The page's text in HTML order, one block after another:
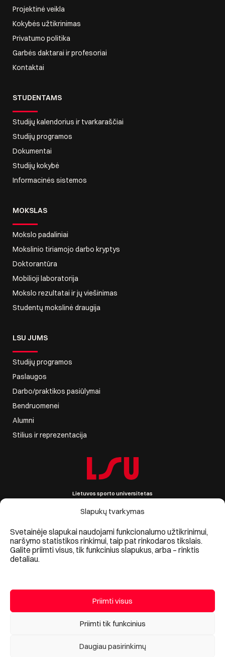
Slapukų tvarkymas
Svetainėje slapukai naudojami funkcionalumo užtikrinimui,
naršymo statistikos rinkimui, taip pat rinkodaros tikslais.
Galite priimti visus, tik funkcinius slapukus, arba – rinktis
detaliau.
Priimti visus
Priimti tik funkcinius
Daugiau pasirinkimų
Projektinė veikla
Kokybės užtikrinimas
Privatumo politika
Garbės daktarai ir profesoriai
Kontaktai
STUDENTAMS
Studijų kalendorius ir tvarkaraščiai
Studijų programos
Dokumentai
Studijų kokybė
Informacinės sistemos
MOKSLAS
Mokslo padaliniai
Mokslinio tiriamojo darbo kryptys
Doktorantūra
Mobilioji laboratorija
Mokslo rezultatai ir jų viešinimas
Studentų mokslinė draugija
LSU JUMS
Studijų programos
Paslaugos
Darbo/praktikos pasiūlymai
Bendruomenei
Alumni
Stilius ir reprezentacija
Lietuvos sporto universitetas
Sporto g. 6, LT-44221 Kaunas, Lietuva
Įmonės kodas 111951530
PVM mokėtojo kodas LT119515314
Asmens duomenų apsauga / Lietuvos sporto universiteto privatumo